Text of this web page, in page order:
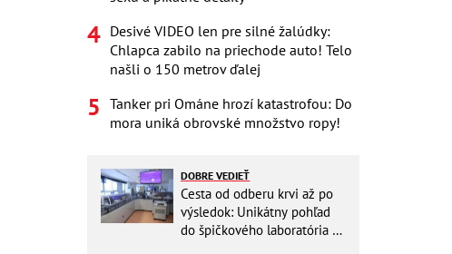
Desivé VIDEO len pre silné žalúdky:
Chlapca zabilo na priechode auto! Telo
našli o 150 metrov ďalej
Tanker pri Ománe hrozí katastrofou: Do
mora uniká obrovské množstvo ropy!
DOBRE VEDIEŤ
Cesta od odberu krvi až po
výsledok: Unikátny pohľad
do špičkového laboratória na